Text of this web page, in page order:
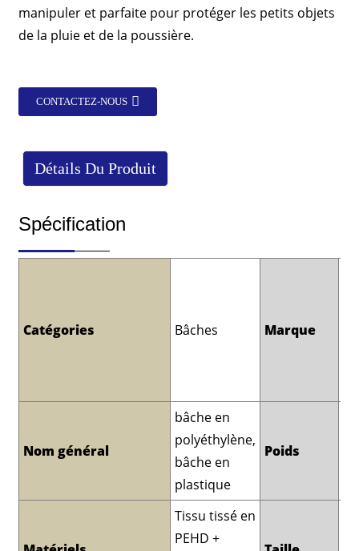
manipuler et parfaite pour protéger les petits objets
de la pluie et de la poussière.
CONTACTEZ-NOUS
Détails Du Produit
Spécification
Catégories Bâches Marque
Nom général
bâche en
polyéthylène,
bâche en
plastique
Poids
Tissu tissé en
PEHD +